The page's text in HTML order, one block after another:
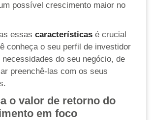
possível crescimento maior no
essas características é crucial
conheça o seu perfil de investidor
do seu negócio, de
preenchê-las com os seus
o valor de retorno do
em foco